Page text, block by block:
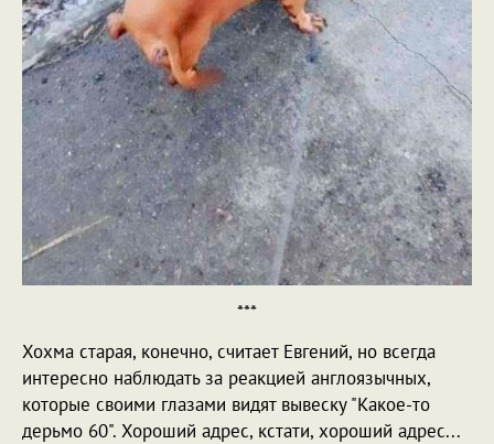
***
Хохма старая, конечно, считает Евгений, но всегда
интересно наблюдать за реакцией англоязычных,
которые своими глазами видят вывеску "Какое-то
дерьмо 60". Хороший адрес, кстати, хороший адрес...